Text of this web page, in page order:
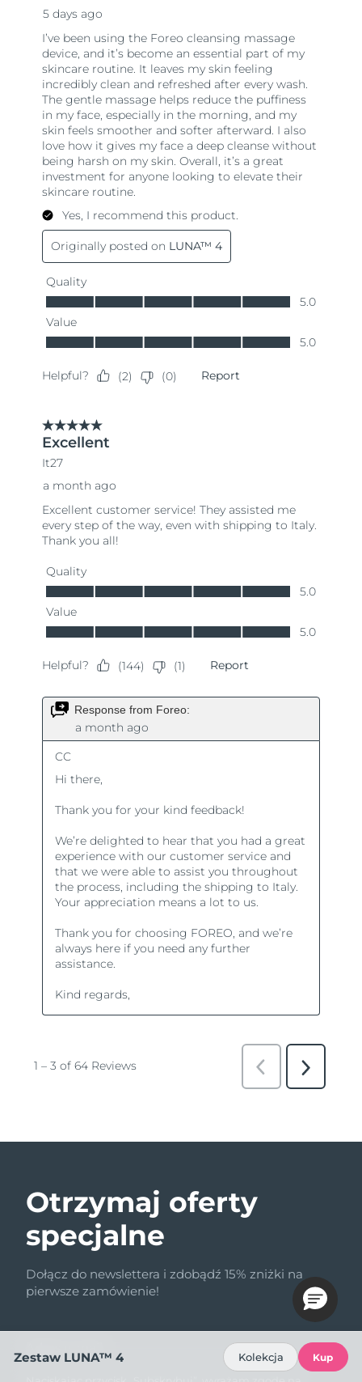
Otrzymaj oferty
specjalne
Dołącz do newslettera i zdobądź 15% zniżki na
pierwsze zamówienie!
Zestaw LUNA™ 4 Kolekcja Kup